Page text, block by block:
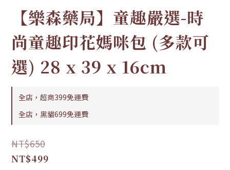
【樂森藥局】童趣嚴選-時
尚童趣印花媽咪包 (多款可
選) 28 x 39 x 16cm
全店，超商399免運費
全店，黑貓699免運費
NT$650
NT$499